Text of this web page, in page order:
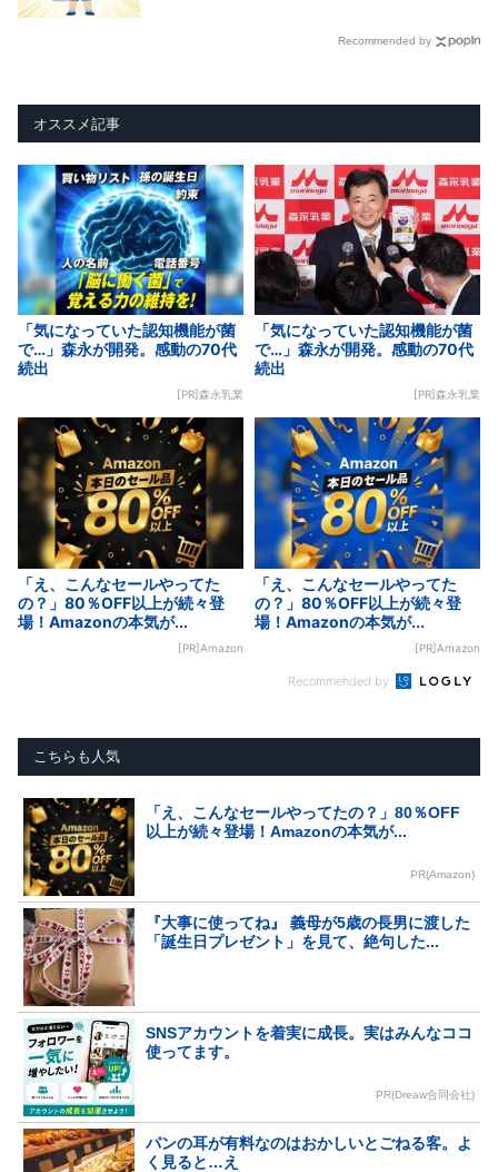
Recommended by
オススメ記事
「気になっていた認知機能が菌
で…」森永が開発。感動の70代
続出
[PR]森永乳業
「気になっていた認知機能が菌
で…」森永が開発。感動の70代
続出
[PR]森永乳業
「え、こんなセールやってた
の？」80％OFF以上が続々登
場！Amazonの本気が...
[PR]Amazon
「え、こんなセールやってた
の？」80％OFF以上が続々登
場！Amazonの本気が...
[PR]Amazon
Recommended by
こちらも人気
「え、こんなセールやってたの？」80％OFF
以上が続々登場！Amazonの本気が...
PR(Amazon)
『大事に使ってね』 義母が5歳の長男に渡した
「誕生日プレゼント」を見て、絶句した...
SNSアカウントを着実に成長。実はみんなココ
使ってます。
PR(Dreaw合同会社)
パンの耳が有料なのはおかしいとごねる客。よ
く見ると…え